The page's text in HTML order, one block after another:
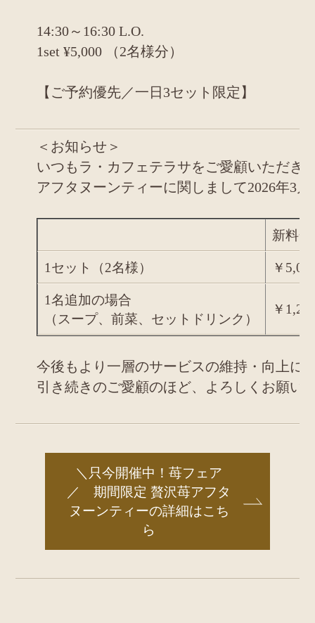
14:30～16:30 L.O.
1set ¥5,000 （2名様分）
【ご予約優先／一日3セット限定】
＜お知らせ＞
いつもラ・カフェテラサをご愛顧いただき
アフタヌーンティーに関しまして2026年3
新料
1セット（2名様） ￥
1名追加の場合
（スープ、前菜、セットドリンク）
￥
今後もより一層のサービスの維持・向上に
引き続きのご愛顧のほど、よろしくお願い
＼只今開催中！苺フェア
／ 期間限定 贅沢苺アフタ
ヌーンティーの詳細はこち
ら